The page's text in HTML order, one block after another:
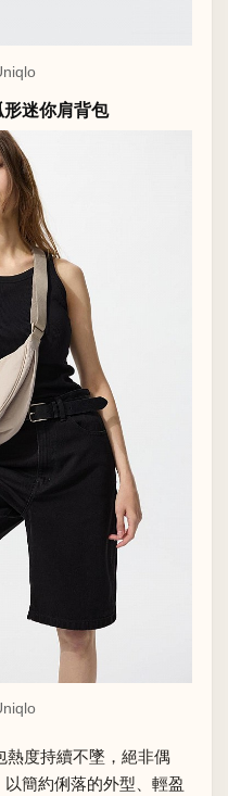
迷你肩背包
熱度持續不墜，絕非偶
簡約俐落的外型、輕盈